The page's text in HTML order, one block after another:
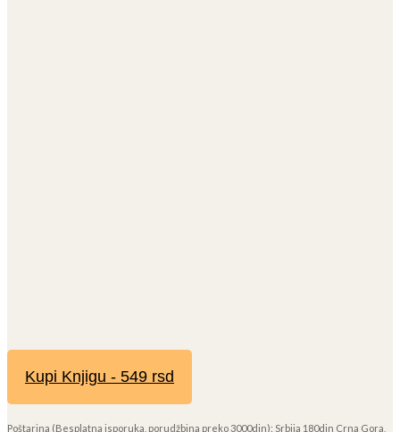
Kupi Knjigu - 549 rsd
Poštarina (Besplatna isporuka, porudžbina preko 3000din): Srbija 180din Crna Gora,